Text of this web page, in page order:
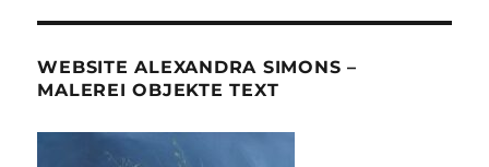
WEBSITE ALEXANDRA SIMONS –
MALEREI OBJEKTE TEXT